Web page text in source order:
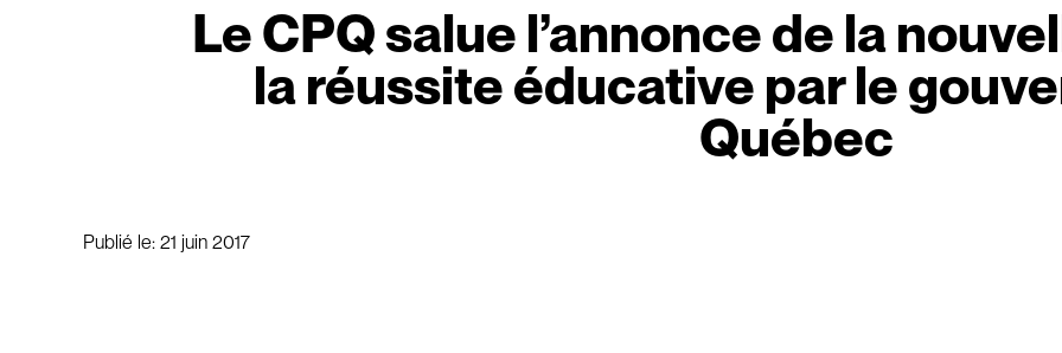
Le CPQ salue l’annonce de la
la réussite éducative par le
Québec
Publié le: 21 juin 2017